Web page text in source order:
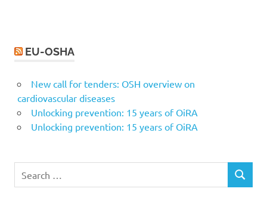
EU-OSHA
New call for tenders: OSH overview on
cardiovascular diseases
Unlocking prevention: 15 years of OiRA
Unlocking prevention: 15 years of OiRA
for:
SEARCH